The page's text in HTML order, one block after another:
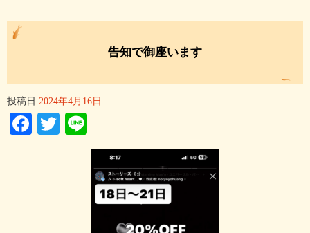
告知で御座います
投稿日 2024年4月16日
Facebook
Twitter